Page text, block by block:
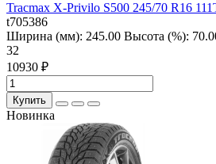
Tracmax X-Privilo S500 245/70 R16
t705386
Ширина (мм): 245.00 Высота (%):
32
10930 ₽
Купить
Новинка